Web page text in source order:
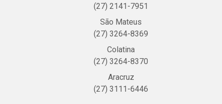
(27) 2141-7951
São Mateus
(27) 3264-8369
Colatina
(27) 3264-8370
Aracruz
(27) 3111-6446